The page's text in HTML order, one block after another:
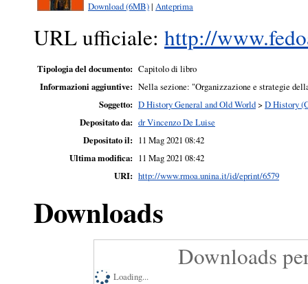
Download (6MB)| Anteprima
URL ufficiale: http://
Tipologia del documento: Capitolo di libro
Informazioni aggiuntive: Nella sezione: "Organizzazione e strategie
Soggetto: D History General and Old World> D History
Depositato da: dr Vincenzo De Luise
Depositato il: 11 Mag 2021 08:42
Ultima modifica: 11 Mag 2021 08:42
URI: http://www.rmoa.unina.it/id/eprint/6579
Downloads
Downloads
Loading...